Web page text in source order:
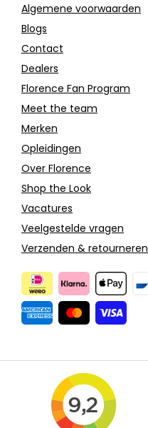
Algemene voorwaarden
Blogs
Contact
Dealers
Florence Fan Program
Meet the team
Merken
Opleidingen
Over Florence
Shop the Look
Vacatures
Veelgestelde vragen
Verzenden & retourneren